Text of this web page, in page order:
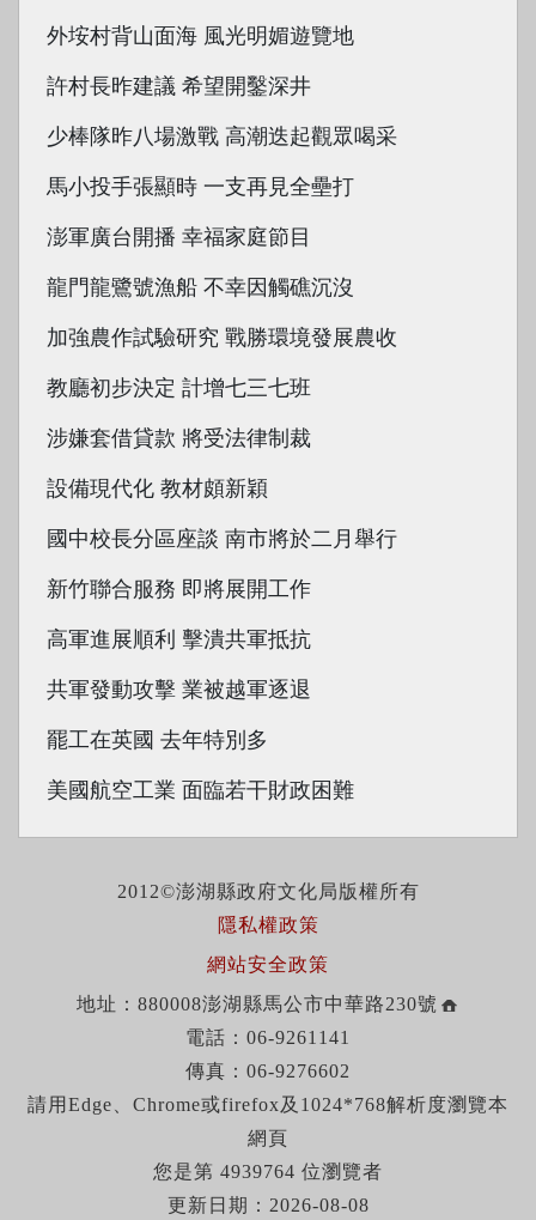
外垵村背山面海 風光明媚遊覽地
許村長昨建議 希望開鑿深井
少棒隊昨八場激戰 高潮迭起觀眾喝采
馬小投手張顯時 一支再見全壘打
澎軍廣台開播 幸福家庭節目
龍門龍鷺號漁船 不幸因觸礁沉沒
加強農作試驗研究 戰勝環境發展農收
教廳初步決定 計增七三七班
涉嫌套借貸款 將受法律制裁
設備現代化 教材頗新穎
國中校長分區座談 南市將於二月舉行
新竹聯合服務 即將展開工作
高軍進展順利 擊潰共軍抵抗
共軍發動攻擊 業被越軍逐退
罷工在英國 去年特別多
美國航空工業 面臨若干財政困難
2012©澎湖縣政府文化局版權所有
隱私權政策
網站安全政策
地址：880008澎湖縣馬公市中華路230號
電話：06-9261141
傳真：06-9276602
請用Edge、Chrome或firefox及1024*768解析度瀏覽本
網頁
您是第 4939764 位瀏覽者
更新日期：2026-08-08